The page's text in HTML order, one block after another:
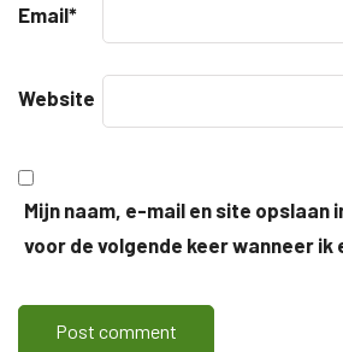
Email*
Website
Mijn naam, e-mail en site opslaan
voor de volgende keer wanneer